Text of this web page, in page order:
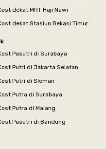
dekat MRT Haji Nawi
dekat Stasiun Bekasi Timur
Pasutri di Surabaya
Putri di Jakarta Selatan
Putri di Sleman
Putra di Surabaya
Putra di Malang
Pasutri di Bandung